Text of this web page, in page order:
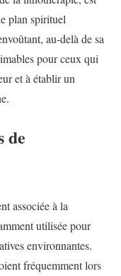
plan spirituel
au-delà de sa
pour ceux qui
et à établir un
de
associée à la
utilisée pour
environnantes.
fréquemment lors